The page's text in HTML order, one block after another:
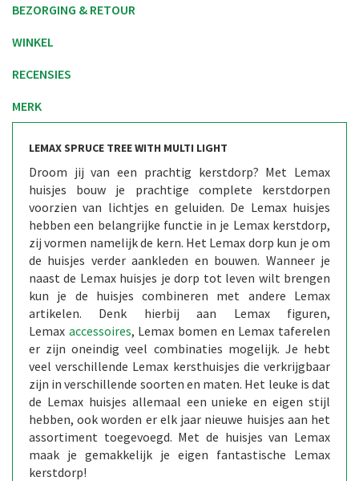
BEZORGING & RETOUR
WINKEL
RECENSIES
MERK
LEMAX SPRUCE TREE WITH MULTI LIGHT ​
Droom jij van een prachtig kerstdorp? Met Lemax
huisjes bouw je prachtige complete kerstdorpen
voorzien van lichtjes en geluiden. De Lemax huisjes
hebben een belangrijke functie in je Lemax kerstdorp,
zij vormen namelijk de kern. Het Lemax dorp kun je om
de huisjes verder aankleden en bouwen. Wanneer je
naast de Lemax huisjes je dorp tot leven wilt brengen
kun je de huisjes combineren met andere Lemax
artikelen. Denk hierbij aan Lemax figuren,
Lemax accessoires, Lemax bomen en Lemax taferelen
er zijn oneindig veel combinaties mogelijk. Je hebt
veel verschillende Lemax kersthuisjes die verkrijgbaar
zijn in verschillende soorten en maten. Het leuke is dat
de Lemax huisjes allemaal een unieke en eigen stijl
hebben, ook worden er elk jaar nieuwe huisjes aan het
assortiment toegevoegd. Met de huisjes van Lemax
maak je gemakkelijk je eigen fantastische Lemax
kerstdorp!